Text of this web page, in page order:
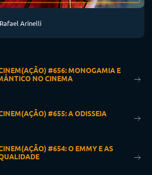
Arinelli
#656: MONOGAMIA E
NO CINEMA
#655: A ODISSEIA
#654: O EMMY E AS